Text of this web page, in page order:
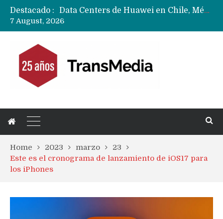
Destacado :
Data Centers de Huawei en Chile, México, Brasil,Perú y Argentina podrían verse afectados por arremetida de EE.UU
7 August, 2026
Home 2023 marzo
23
Este es el cronograma de lanzamiento de iOS17 para
los iPhones